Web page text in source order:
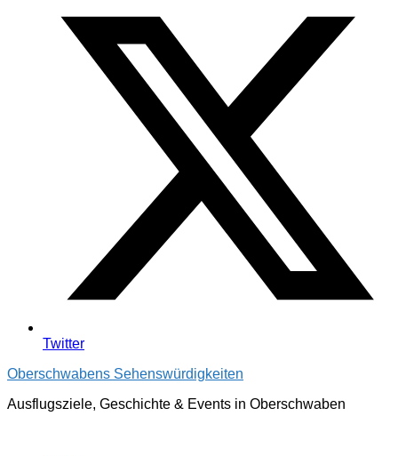
Twitter
Oberschwabens Sehenswürdigkeiten
Ausflugsziele, Geschichte & Events in Oberschwaben